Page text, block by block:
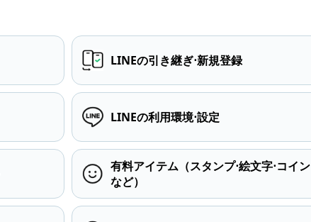
LINEの引き継ぎ⋅新規登録
LINEの利用環境⋅設定
有料アイテム（スタンプ⋅絵文字⋅コイン
など）